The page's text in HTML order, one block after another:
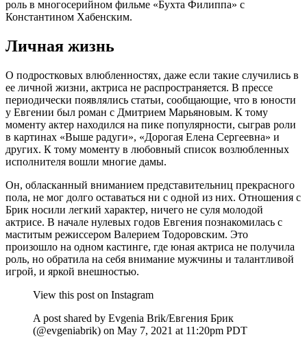
роль в многосерийном фильме «Бухта Филиппа» с
Константином Хабенским.
Личная жизнь
О подростковых влюбленностях, даже если такие случились в
ее личной жизни, актриса не распространяется. В прессе
периодически появлялись статьи, сообщающие, что в юности
у Евгении был роман с Дмитрием Марьяновым. К тому
моменту актер находился на пике популярности, сыграв роли
в картинах «Выше радуги», «Дорогая Елена Сергеевна» и
других. К тому моменту в любовный список возлюбленных
исполнителя вошли многие дамы.
Он, обласканный вниманием представительниц прекрасного
пола, не мог долго оставаться ни с одной из них. Отношения с
Брик носили легкий характер, ничего не суля молодой
актрисе. В начале нулевых годов Евгения познакомилась с
маститым режиссером Валерием Тодоровским. Это
произошло на одном кастинге, где юная актриса не получила
роль, но обратила на себя внимание мужчины и талантливой
игрой, и яркой внешностью.
View this post on Instagram
A post shared by Evgenia Brik/Евгения Брик
(@evgeniabrik) on May 7, 2021 at 11:20pm PDT